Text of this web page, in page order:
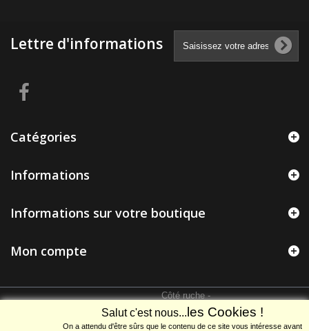
Lettre d'informations
Catégories
Informations
Informations sur votre boutique
Mon compte
Côté ruche-
Caisse de récolte Nicot- Moyenne :4.8/ - Basée sur4avis clients
Salut c'est nous... les Cookies !
On a attendu d'être sûrs que le contenu de ce site vous intéresse avant